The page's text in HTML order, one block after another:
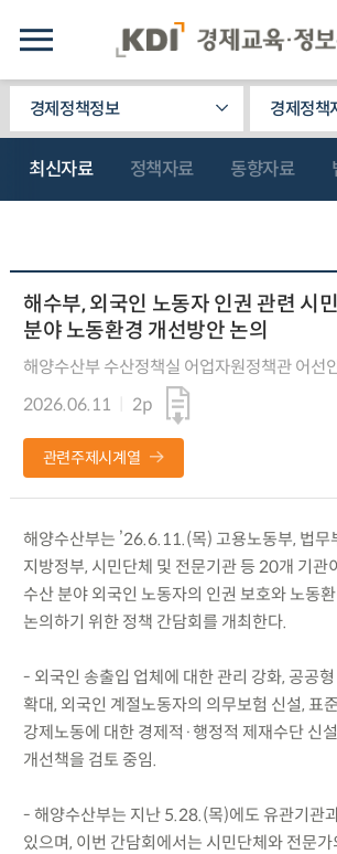
경제정책정보 경제정책
최신자료 정책자료 동향자료
해수부, 외국인 노동자 인권 관련 시
분야 노동환경 개선방안 논의
해양수산부 수산정책실 어업자원정책관 어선
2026.06.11
2p
관련주제시계열
해양수산부는 ’26.6.11.(목) 고용노동부, 법무
지방정부, 시민단체 및 전문기관 등 20개 기관
수산 분야 외국인 노동자의 인권 보호와 노동
논의하기 위한 정책 간담회를 개최한다.
- 외국인 송출입 업체에 대한 관리 강화, 공공
확대, 외국인 계절노동자의 의무보험 신설, 표
강제노동에 대한 경제적·행정적 제재수단 신
개선책을 검토 중임.
- 해양수산부는 지난 5.28.(목)에도 유관기관
있으며, 이번 간담회에서는 시민단체와 전문